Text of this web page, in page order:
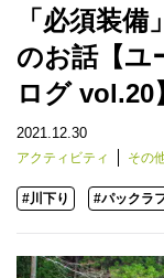
「必須装
のお話【ユ
ログ vol.20
2021.12.30
アクティビティ その
#川下り #パックラ